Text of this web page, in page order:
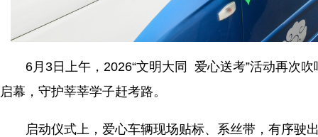
6月3日上午，2026“文明大同 爱心送考”活动再次吹
启幕，守护莘莘学子赶考路。
启动仪式上，爱心车辆现场贴标、系丝带，有序驶